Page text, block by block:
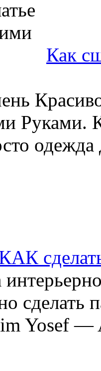
Как
Руками.
одежда
сделать
Yosef —